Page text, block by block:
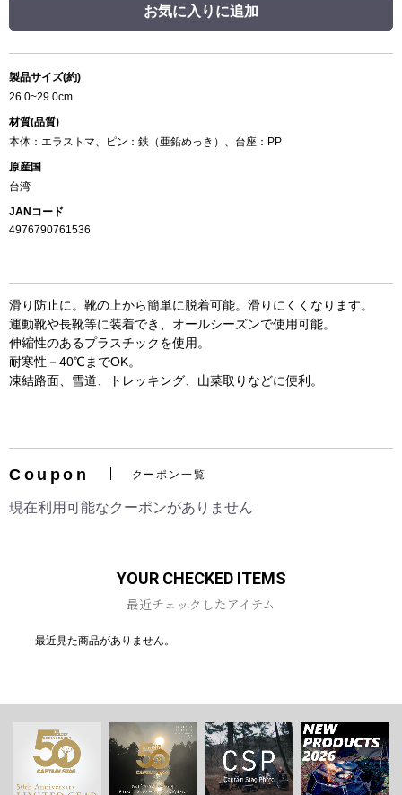
お気に入りに追加
製品サイズ(約)
26.0~29.0cm
材質(品質)
本体：エラストマ、ピン：鉄（亜鉛めっき）、台座：PP
原産国
台湾
JANコード
4976790761536
滑り防止に。靴の上から簡単に脱着可能。滑りにくくなります。
運動靴や長靴等に装着でき、オールシーズンで使用可能。
伸縮性のあるプラスチックを使用。
耐寒性－40℃までOK。
凍結路面、雪道、トレッキング、山菜取りなどに便利。
Coupon クーポン一覧
現在利用可能なクーポンがありません
YOUR CHECKED ITEMS
最近チェックしたアイテム
最近見た商品がありません。